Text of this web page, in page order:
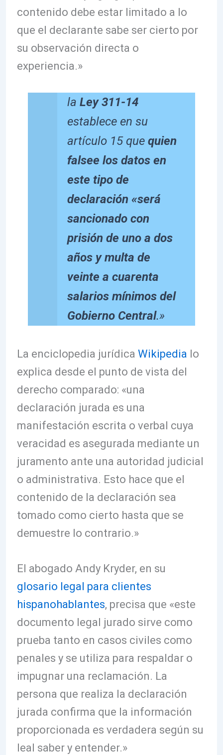
contenido debe estar limitado a lo
que el declarante sabe ser cierto por
su observación directa o
experiencia.»
la Ley 311-14
establece en su
artículo 15 que quien
falsee los datos en
este tipo de
declaración «será
sancionado con
prisión de uno a dos
años y multa de
veinte a cuarenta
salarios mínimos del
Gobierno Central.»
La enciclopedia jurídica Wikipedia lo
explica desde el punto de vista del
derecho comparado: «una
declaración jurada es una
manifestación escrita o verbal cuya
veracidad es asegurada mediante un
juramento ante una autoridad judicial
o administrativa. Esto hace que el
contenido de la declaración sea
tomado como cierto hasta que se
demuestre lo contrario.»
El abogado Andy Kryder, en su
glosario legal para clientes
hispanohablantes, precisa que «este
documento legal jurado sirve como
prueba tanto en casos civiles como
penales y se utiliza para respaldar o
impugnar una reclamación. La
persona que realiza la declaración
jurada confirma que la información
proporcionada es verdadera según su
leal saber y entender.»